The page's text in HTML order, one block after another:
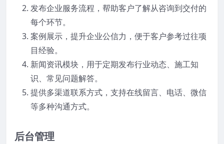
发布企业服务流程，帮助客户了解从咨询到交付的
每个环节。
案例展示，提升企业公信力，便于客户参考过往项
目经验。
新闻资讯模块，用于定期发布行业动态、施工知
识、常见问题解答。
提供多渠道联系方式，支持在线留言、电话、微信
等多种沟通方式。
后台管理